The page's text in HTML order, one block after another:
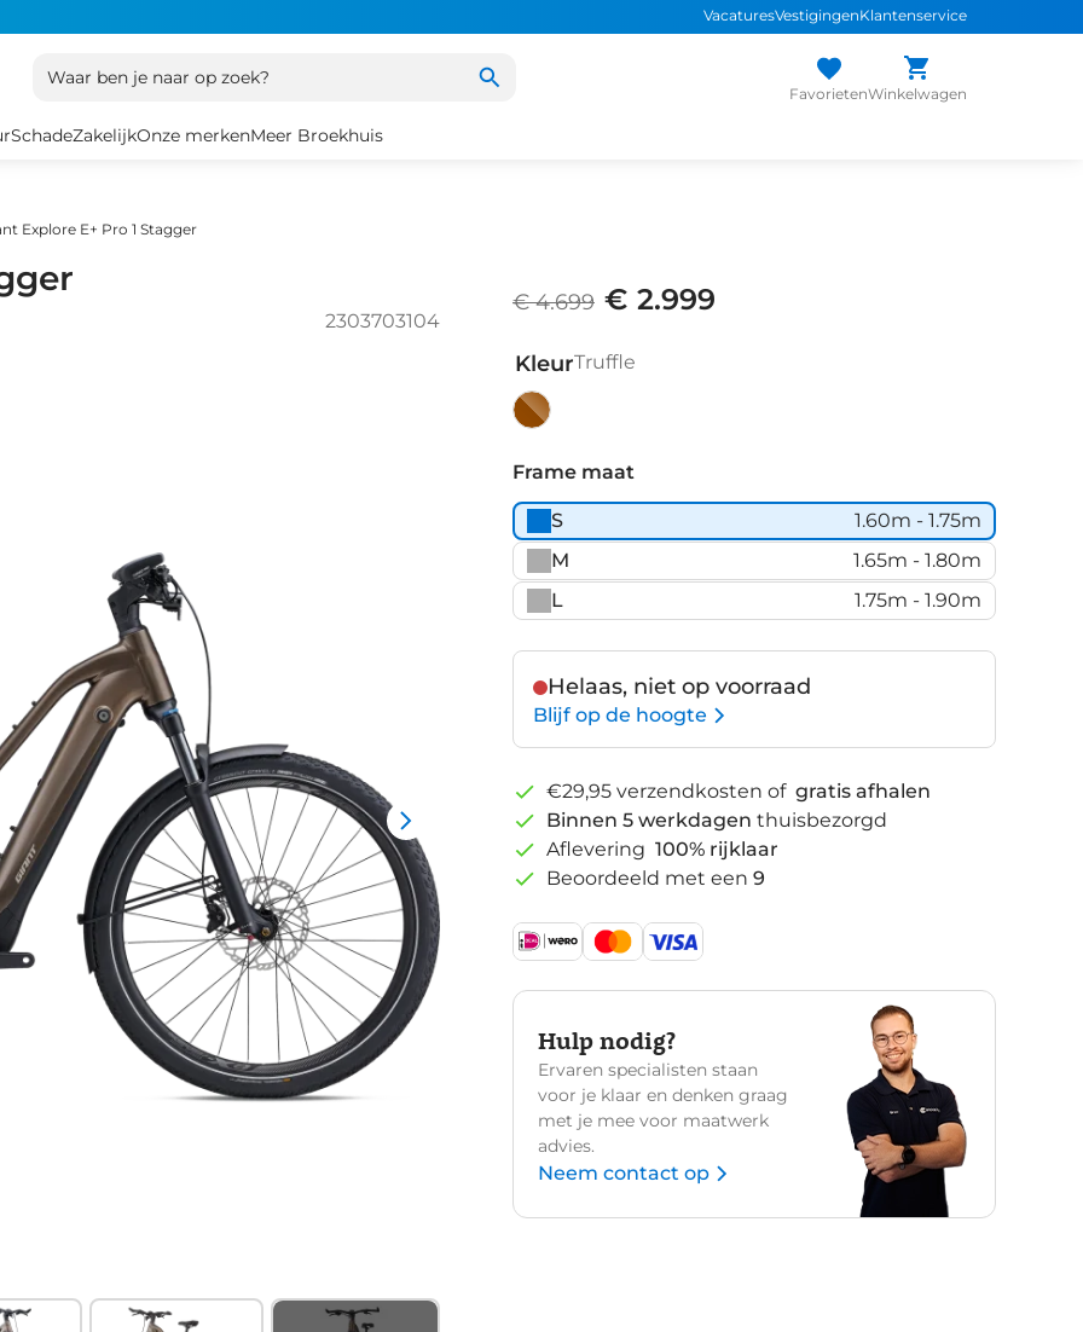
VacaturesVestigingenKlantenservice
Waar ben je naar op zoek?
FavorietenWinkelwagen
SchadeZakelijkOnze merkenMeer Broekhuis
Explore E+ Pro 1 Stagger
2303703104
€ 4.699 € 2.999
KleurTruffle
Frame maat
S
1.60m - 1.75m
M
1.65m - 1.80m
L
1.75m - 1.90m
Helaas, niet op voorraad
Blijf op de hoogte
€29,95 verzendkosten of gratis afhalen
Binnen 5 werkdagen thuisbezorgd
Aflevering 100% rijklaar
Beoordeeld met een 9
Hulp nodig?
Ervaren specialisten staan
voor je klaar en denken graag
met je mee voor maatwerk
advies.
Neem contact op